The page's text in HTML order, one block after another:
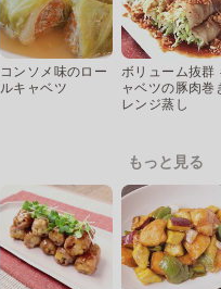
コンソメ味のロー
ルキャベツ
ボリューム抜群
ャベツの豚肉巻
レンジ蒸し
もっと見る